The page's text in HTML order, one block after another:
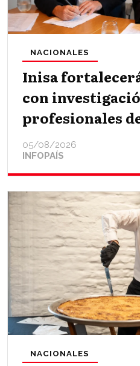
Inisa
con
profesionales
INFOPAÍS
NACIONALES
05/08/2026
NACIONALES